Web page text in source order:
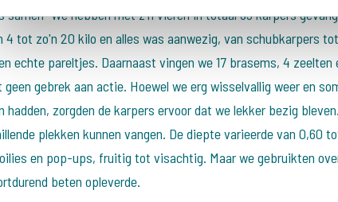
samen “We hebben met z'n vieren in totaal 35 karpers
4 tot zo'n 20 kilo en alles was aanwezig, van schubkarpers
echte pareltjes. Daarnaast vingen we 17 brasems, 4 zeelten
gebrek aan actie. Hoewel we erg wisselvallig weer en
hadden, zorgden de karpers ervoor dat we lekker bezig bleven.
plekken kunnen vangen. De diepte varieerde van 0,60
en pop-ups, fruitig tot visachtig. Maar we gebruikten
beten opleverde.